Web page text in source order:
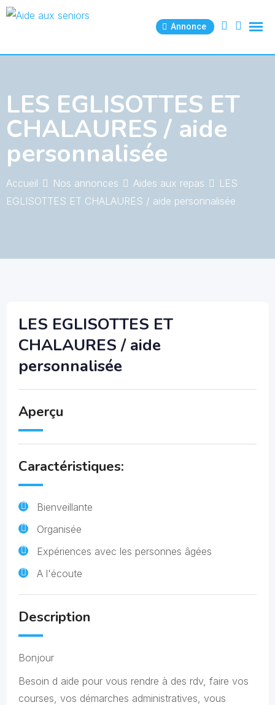
Skip
Annonce
LES EGLISOTTES ET
CHALAURES / aide
personnalisée
Accueil Nos annonces Aides aux repas
LES
EGLISOTTES ET CHALAURES / aide personnalisée
LES EGLISOTTES ET
CHALAURES / aide
personnalisée
Aperçu
Caractéristiques:
Bienveillante
Organisée
Expériences avec les personnes âgées
A l'écoute
Description
Bonjour
Besoin d aide pour vous rendre à des rdv, faire vos
courses, vos démarches administratives, vous